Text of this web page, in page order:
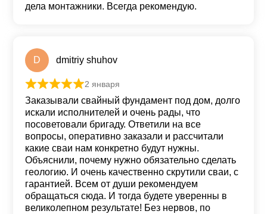
дела монтажники. Всегда рекомендую.
D dmitriy shuhov
Оценка из 5
2 января
Заказывали свайный фундамент под дом, долго
искали исполнителей и очень рады, что
посоветовали бригаду. Ответили на все
вопросы, оперативно заказали и рассчитали
какие сваи нам конкретно будут нужны.
Объяснили, почему нужно обязательно сделать
геологию. И очень качественно скрутили сваи, с
гарантией. Всем от души рекомендуем
обращаться сюда. И тогда будете уверенны в
великолепном результате! Без нервов, по